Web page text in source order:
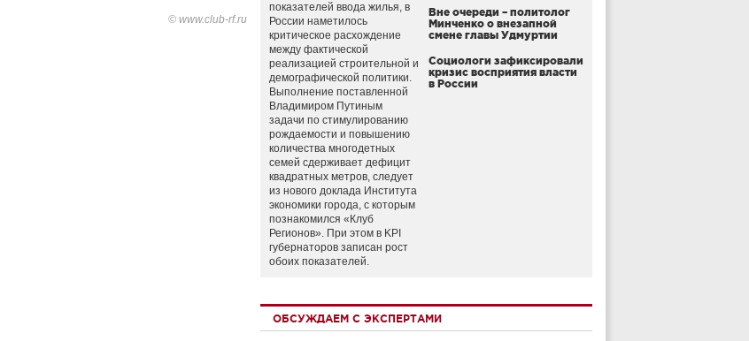
© www.club-rf.ru
показателей ввода жилья, в
России наметилось
критическое расхождение
между фактической
реализацией строительной и
демографической политики.
Выполнение поставленной
Владимиром Путиным
задачи по стимулированию
рождаемости и повышению
количества многодетных
семей сдерживает дефицит
квадратных метров, следует
из нового доклада Института
экономики города, с которым
познакомился «Клуб
Регионов». При этом в KPI
губернаторов записан рост
обоих показателей.
Вне очереди – политолог
Минченко о внезапной
смене главы Удмуртии
Социологи зафиксировали
кризис восприятия власти
в России
ОБСУЖДАЕМ С ЭКСПЕРТАМИ